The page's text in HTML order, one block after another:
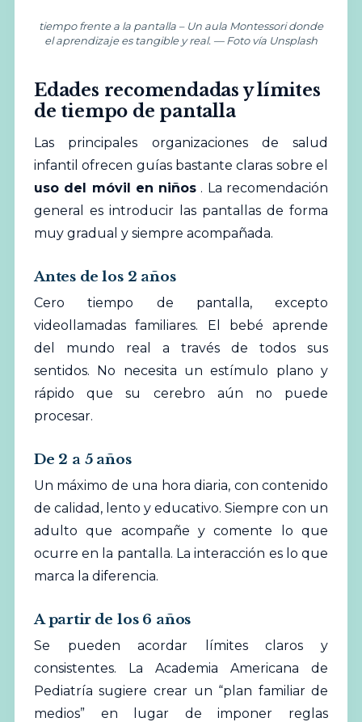
tiempo frente a la pantalla – Un aula Montessori donde
el aprendizaje es tangible y real. — Foto vía Unsplash
Edades recomendadas y límites
de tiempo de pantalla
Las principales organizaciones de salud
infantil ofrecen guías bastante claras sobre el
uso del móvil en niños . La recomendación
general es introducir las pantallas de forma
muy gradual y siempre acompañada.
Antes de los 2 años
Cero tiempo de pantalla, excepto
videollamadas familiares. El bebé aprende
del mundo real a través de todos sus
sentidos. No necesita un estímulo plano y
rápido que su cerebro aún no puede
procesar.
De 2 a 5 años
Un máximo de una hora diaria, con contenido
de calidad, lento y educativo. Siempre con un
adulto que acompañe y comente lo que
ocurre en la pantalla. La interacción es lo que
marca la diferencia.
A partir de los 6 años
Se pueden acordar límites claros y
consistentes. La Academia Americana de
Pediatría sugiere crear un “plan familiar de
medios” en lugar de imponer reglas